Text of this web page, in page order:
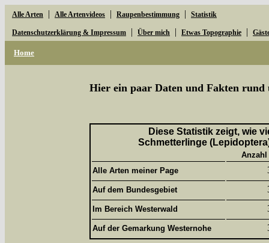
Alle Arten | Alle Artenvideos | Raupenbestimmung | Statistik
Datenschutzerklärung & Impressum | Über mich | Etwas Topographie |
Home
Hier ein paar Daten und Fakten rund
Diese Statistik zeigt, wie
Schmetterlinge
Alle Arten meiner Page
Auf dem Bundesgebiet
Im Bereich Westerwald
Auf der Gemarkung Westernohe